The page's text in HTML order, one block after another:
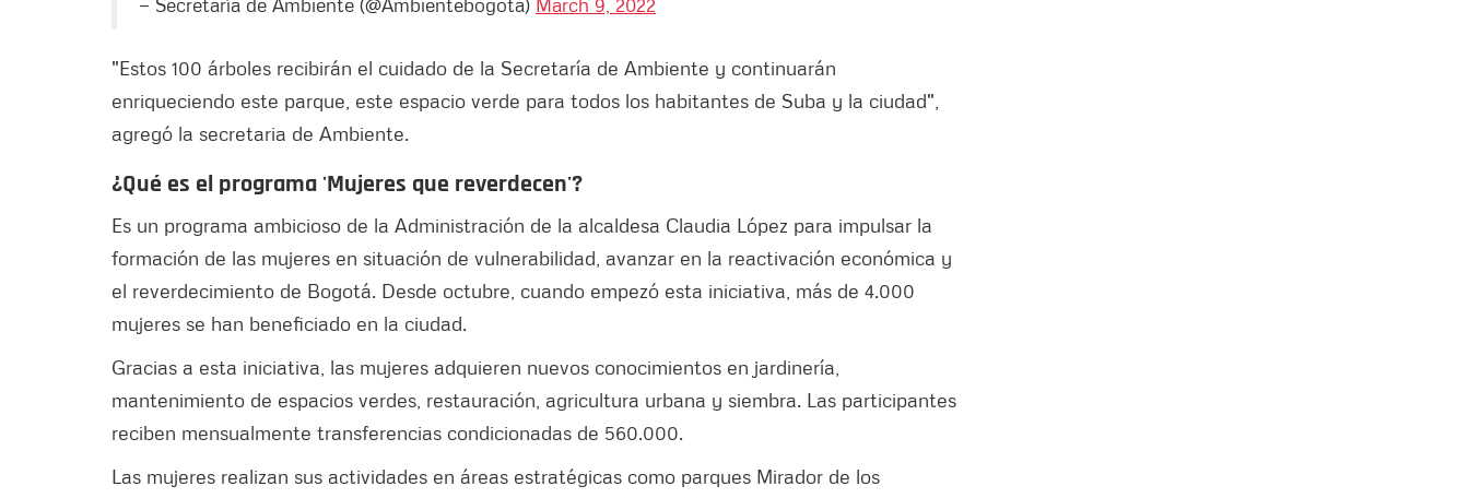
"Estos 100 árboles recibirán el cuidado de la Secretaría de Ambiente y continuarán
enriqueciendo este parque, este espacio verde para todos los habitantes de Suba y la ciudad",
agregó la secretaria de Ambiente.
¿Qué es el programa 'Mujeres que reverdecen'?
Es un programa ambicioso de la Administración de la alcaldesa Claudia López para impulsar la
formación de las mujeres en situación de vulnerabilidad, avanzar en la reactivación económica y
el reverdecimiento de Bogotá. Desde octubre, cuando empezó esta iniciativa, más de 4.000
mujeres se han beneficiado en la ciudad.
Gracias a esta iniciativa, las mujeres adquieren nuevos conocimientos en jardinería,
mantenimiento de espacios verdes, restauración, agricultura urbana y siembra. Las participantes
reciben mensualmente transferencias condicionadas de 560.000.
Las mujeres realizan sus actividades en áreas estratégicas como parques Mirador de los